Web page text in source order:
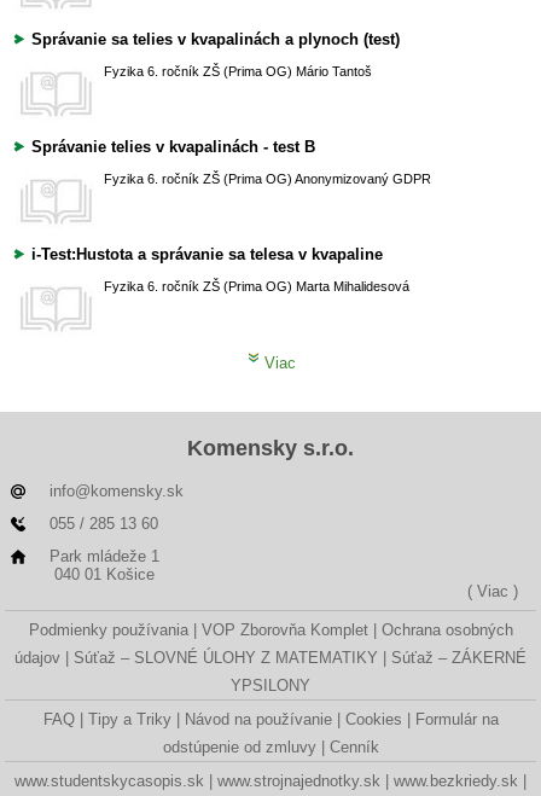
Správanie sa telies v kvapalinách a plynoch (test)
Fyzika 6. ročník ZŠ (Prima OG) Mário Tantoš
Správanie telies v kvapalinách - test B
Fyzika 6. ročník ZŠ (Prima OG) Anonymizovaný GDPR
i-Test:Hustota a správanie sa telesa v kvapaline
Fyzika 6. ročník ZŠ (Prima OG) Marta Mihalidesová
Viac
Komensky s.r.o.
info@komensky.sk
055 / 285 13 60
Park mládeže 1
040 01 Košice
( Viac )
Podmienky používania VOP Zborovňa Komplet
Ochrana osobných
údajov
Súťaž – SLOVNÉ ÚLOHY Z MATEMATIKY
Súťaž – ZÁKERNÉ
YPSILONY
FAQ
Tipy a Triky Návod na používanie Cookies
Formulár na
odstúpenie od zmluvy
Cenník
www.studentskycasopis.sk
www.strojnajednotky.sk www.bezkriedy.sk